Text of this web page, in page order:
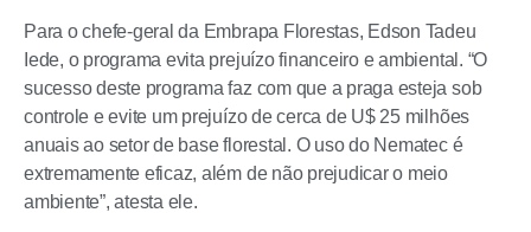
Para o chefe-geral da Embrapa Florestas, Edson Tadeu
Iede, o programa evita prejuízo financeiro e ambiental. “O
sucesso deste programa faz com que a praga esteja sob
controle e evite um prejuízo de cerca de U$ 25 milhões
anuais ao setor de base florestal. O uso do Nematec é
extremamente eficaz, além de não prejudicar o meio
ambiente”, atesta ele.